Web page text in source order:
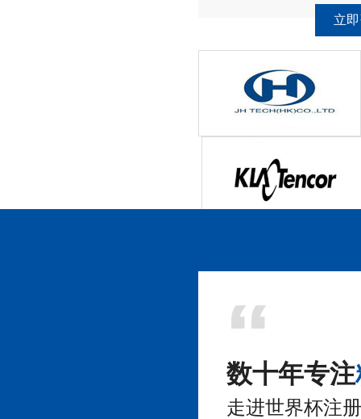
立
数十年专注
走进世界杯注